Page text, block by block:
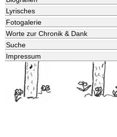
Lyrisches
Fotogalerie
Worte zur Chronik & Dank
Suche
Impressum